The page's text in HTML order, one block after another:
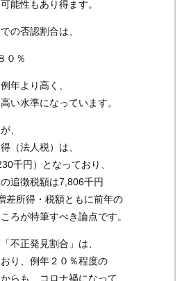
能性もあり得ます。
の否認割合は、
０％
年より高く、
い水準になっています。
、
（法人税）は、
千円）となっており、
追徴税額は7,806千円
差所得・税額ともに前年の
ろが特筆すべき論点です。
不正発見割合」は、
り、例年２０％程度の
らも、コロナ禍になって